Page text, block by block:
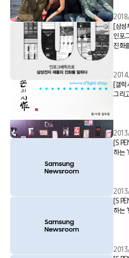
[삼
인포
진화
[갤럭
그리
[S
하는
[S
하는